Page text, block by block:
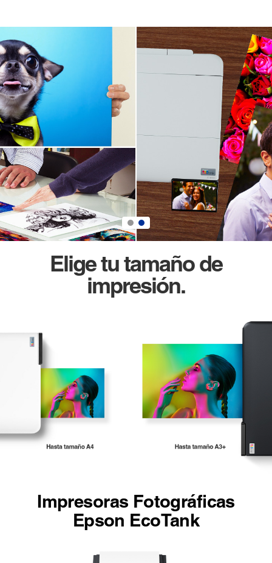
Elige tu tamaño de
impresión.
Impresoras Fotográficas
Epson EcoTank